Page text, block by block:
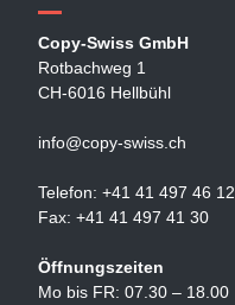
Copy-Swiss GmbH
Rotbachweg 1
CH-6016 Hellbühl
info@copy-swiss.ch
Telefon: +41 41 497 46 12
Fax: +41 41 497 41 30
Öffnungszeiten
Mo bis FR: 07.30 – 18.00